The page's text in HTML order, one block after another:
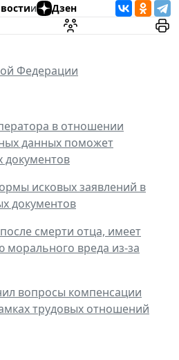
и Дзен
Федерации
в отношении
данных поможет
документов
исковых заявлений в
документов
смерти отца, имеет
вреда из-за
вопросы компенсации
трудовых отношений